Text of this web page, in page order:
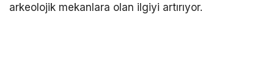
arkeolojik mekanlara olan ilgiyi artırıyor.